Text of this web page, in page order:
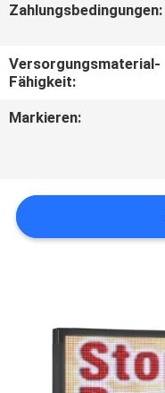
TRETEN
SIE
MIT
UNS
SIE EIN
ZITAT
Zahlungsbedingungen:
Versorgungsmaterial-
Fähigkeit:
Markieren: